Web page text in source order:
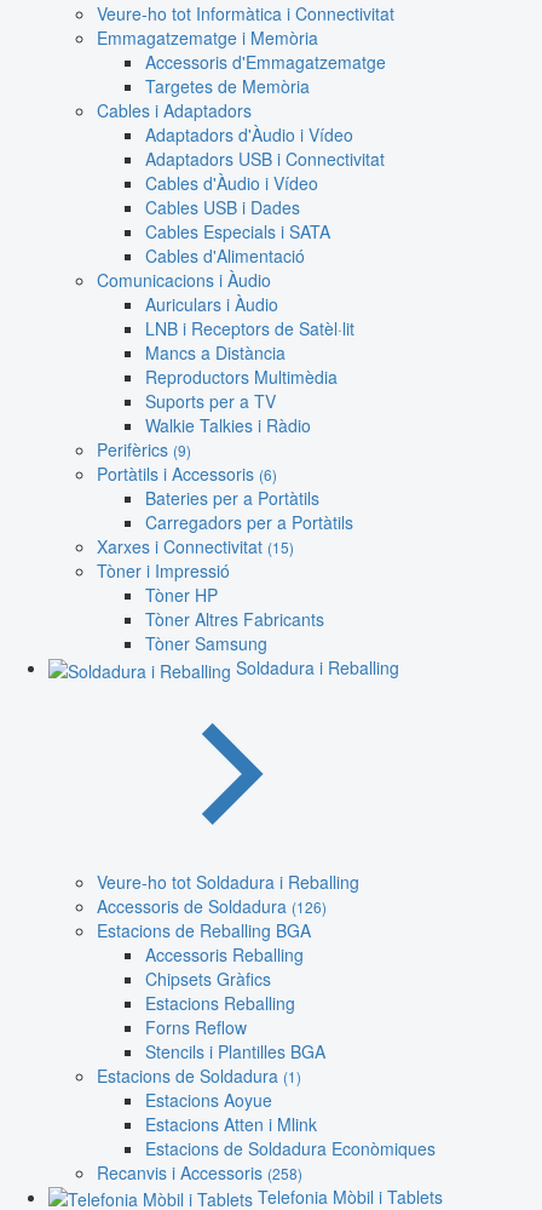
Veure-ho tot Informàtica i Connectivitat
Emmagatzematge i Memòria
Accessoris d'Emmagatzematge
Targetes de Memòria
Cables i Adaptadors
Adaptadors d'Àudio i Vídeo
Adaptadors USB i Connectivitat
Cables d'Àudio i Vídeo
Cables USB i Dades
Cables Especials i SATA
Cables d'Alimentació
Comunicacions i Àudio
Auriculars i Àudio
LNB i Receptors de Satèl·lit
Mancs a Distància
Reproductors Multimèdia
Suports per a TV
Walkie Talkies i Ràdio
Perifèrics (9)
Portàtils i Accessoris (6)
Bateries per a Portàtils
Carregadors per a Portàtils
Xarxes i Connectivitat (15)
Tòner i Impressió
Tòner HP
Tòner Altres Fabricants
Tòner Samsung
Soldadura i Reballing
Veure-ho tot Soldadura i Reballing
Accessoris de Soldadura (126)
Estacions de Reballing BGA
Accessoris Reballing
Chipsets Gràfics
Estacions Reballing
Forns Reflow
Stencils i Plantilles BGA
Estacions de Soldadura (1)
Estacions Aoyue
Estacions Atten i Mlink
Estacions de Soldadura Econòmiques
Recanvis i Accessoris (258)
Telefonia Mòbil i Tablets